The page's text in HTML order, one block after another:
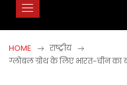
HOME
राष्ट्रीय
ग्लोबल ग्रोथ के लिए भारत-चीन का